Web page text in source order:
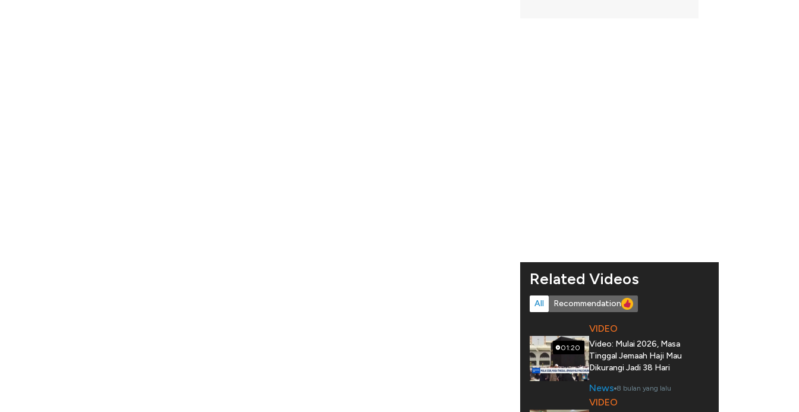
Related Videos
All Recommendation
01:20
VIDEO
Video: Mulai 2026, Masa
Tinggal Jemaah Haji Mau
Dikurangi Jadi 38 Hari
News 8 bulan yang lalu
VIDEO